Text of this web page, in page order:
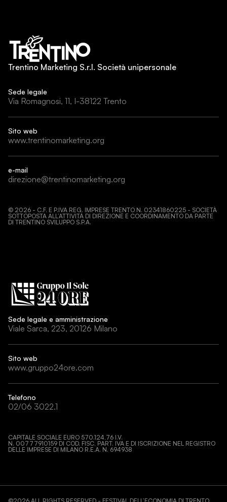
Trentino Marketing S.r.l. Società unipersonale
Sede legale
Via Romagnosi, 11, I-38122 Trento
Sito web
www.trentinomarketing.org
e-mail
direzione@trentinomarketing.org
© 2026 - C.F. E P.IVA REG. IMPRESE TRENTO N. 02341860225 - SOCIETÀ
SOTTOPOSTA ALL’ATTIVITÀ DI DIREZIONE E COORDINAMENTO DA PARTE
DI TRENTINO SVILUPPO S.P.A.
Sede legale e amministrazione
Viale Sarca, 223, 20126 Milano
Sito web
www.gruppo24ore.com
Telefono
02/06 3022.1
CAPITALE SOCIALE EURO 570.124,76 I.V.
N. 00777910159 DI COD. FISC, PART. IVA E DI ISCRIZIONE NEL REGISTRO
DELLE IMPRESE DI MILANO R.E.A. N. 694938